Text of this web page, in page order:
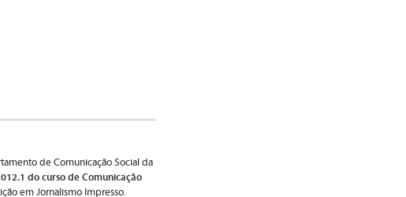
de Comunicação Social da
do curso de Comunicação
em Jornalismo Impresso.